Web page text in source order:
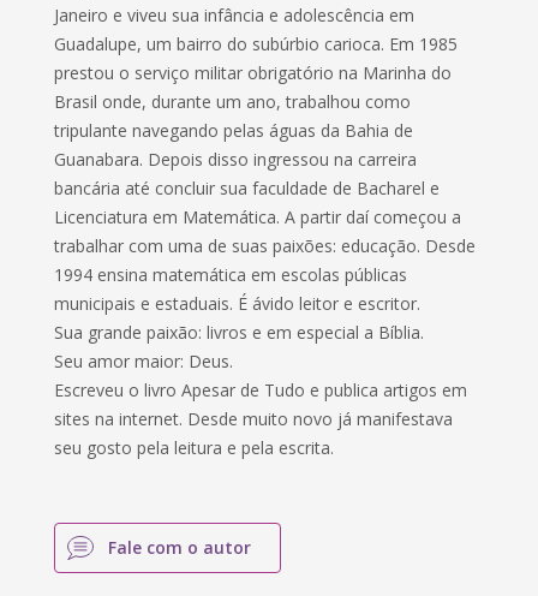
Janeiro e viveu sua infância e adolescência em
Guadalupe, um bairro do subúrbio carioca. Em 1985
prestou o serviço militar obrigatório na Marinha do
Brasil onde, durante um ano, trabalhou como
tripulante navegando pelas águas da Bahia de
Guanabara. Depois disso ingressou na carreira
bancária até concluir sua faculdade de Bacharel e
Licenciatura em Matemática. A partir daí começou a
trabalhar com uma de suas paixões: educação. Desde
1994 ensina matemática em escolas públicas
municipais e estaduais. É ávido leitor e escritor.
Sua grande paixão: livros e em especial a Bíblia.
Seu amor maior: Deus.
Escreveu o livro Apesar de Tudo e publica artigos em
sites na internet. Desde muito novo já manifestava
seu gosto pela leitura e pela escrita.
Fale com o autor